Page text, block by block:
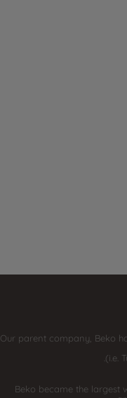
Our parent company, Beko
Beko became the largest